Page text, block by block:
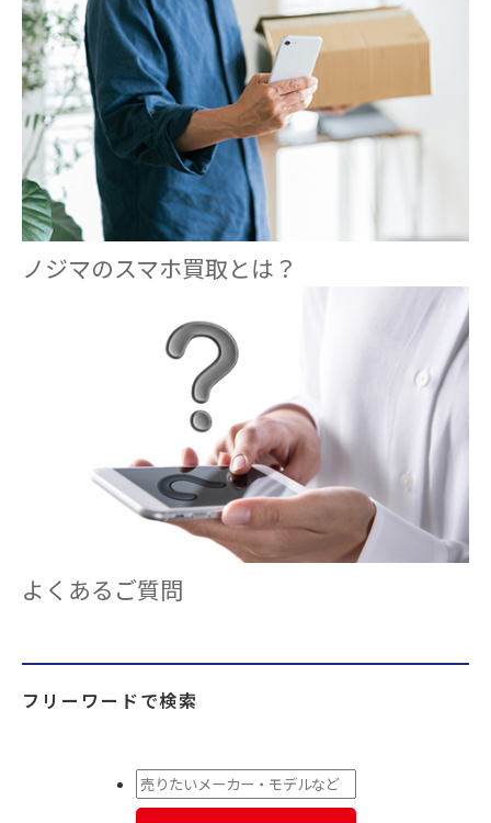
ノジマのスマホ買取とは？
よくあるご質問
フリーワードで検索